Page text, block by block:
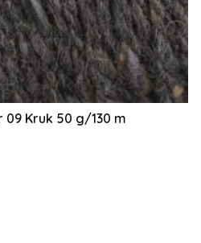
09 Kruk 50 g/130 m